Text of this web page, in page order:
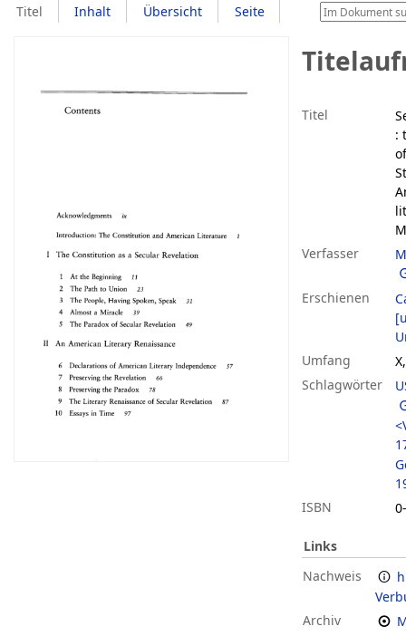
Titel Inhalt Übersicht Seite
Titel
:
Verfasser
Erschienen
Umfang
Schlagwörter
ISBN
Links
Nachweis
Archiv